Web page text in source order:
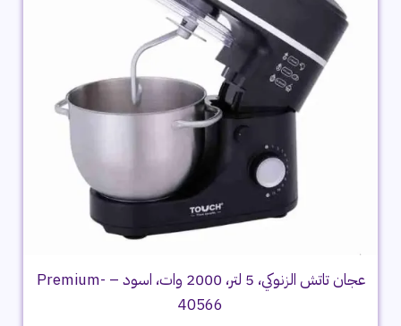
عجان تاتش الزنوكي، 5 لتر، 2000 وات، اسود – Premium-
40566